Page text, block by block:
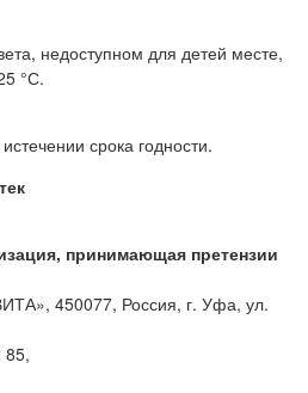
недоступном для детей месте,
°С.
срока годности.
принимающая претензии
450077, Россия, г. Уфа, ул.
85,